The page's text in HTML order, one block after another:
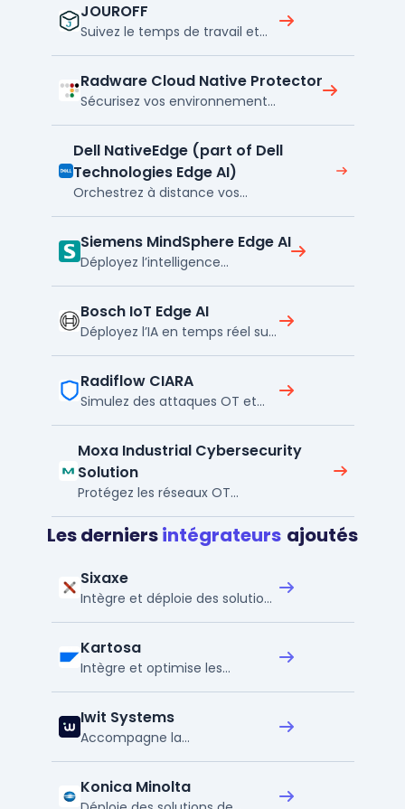
JOUROFF
Suivez le temps de travail et
Radware Cloud Native Protector
Sécurisez vos environnements
Dell NativeEdge (part of Dell
Technologies Edge AI)
Orchestrez à distance vos
Siemens MindSphere Edge AI
Déployez l’intelligence
Bosch IoT Edge AI
Déployez l’IA en temps réel sur
Radiflow CIARA
Simulez des attaques OT et
Moxa Industrial Cybersecurity
Solution
Protégez les réseaux OT
centralisée
Les derniersintégrateurs ajoutés
Sixaxe
Intègre et déploie des solutions
Kartosa
Intègre et optimise les
Iwit Systems
Accompagne la
Konica Minolta